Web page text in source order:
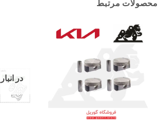
محصولات مرتبط
در